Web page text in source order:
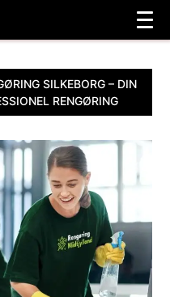
SILKEBORG – DIN
RENGØRING